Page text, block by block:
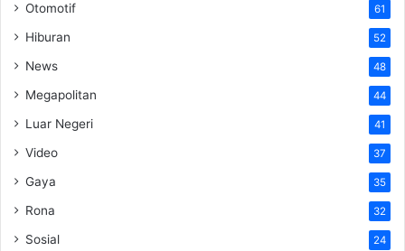
Otomotif 61
Hiburan 52
News 48
Megapolitan 44
Luar Negeri 41
Video 37
Gaya 35
Rona 32
Sosial 24